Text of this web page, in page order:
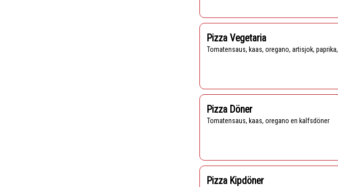
Pizza Vegetaria
Tomatensaus, kaas, oregano, artisjok,
Pizza Döner
Tomatensaus, kaas, oregano en kalfsdöner
Pizza Kipdöner